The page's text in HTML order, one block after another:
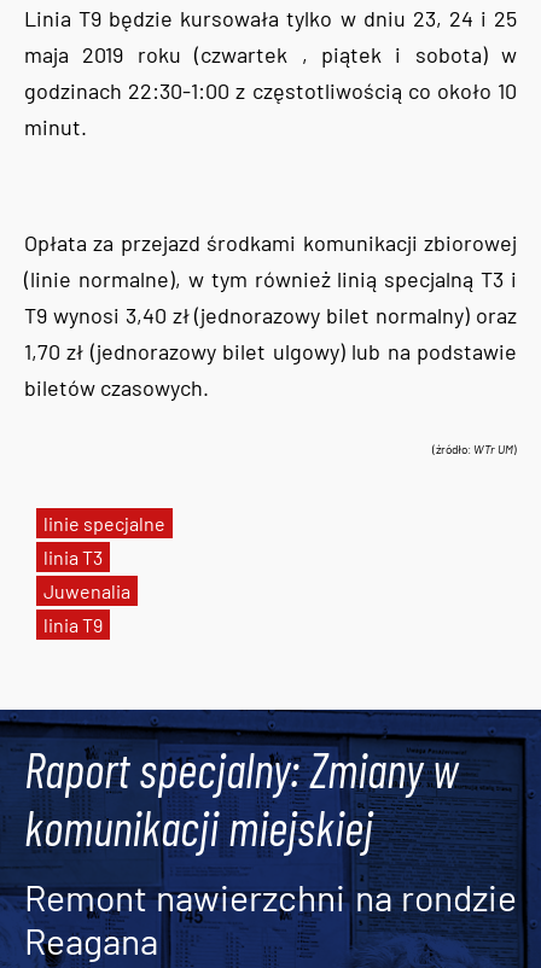
linie specjalne
linia T3
Juwenalia
linia T9
Linia T9 będzie kursowała tylko w dniu 23, 24 i 25
maja 2019 roku (czwartek , piątek i sobota) w
godzinach 22:30-1:00 z częstotliwością co około 10
minut.
Opłata za przejazd środkami komunikacji zbiorowej
(linie normalne), w tym również linią specjalną T3 i
T9 wynosi 3,40 zł (jednorazowy bilet normalny) oraz
1,70 zł (jednorazowy bilet ulgowy) lub na podstawie
biletów czasowych.
(źródło: WTr UM)
Raport specjalny: Zmiany w
komunikacji miejskiej
Remont nawierzchni na rondzie
Reagana